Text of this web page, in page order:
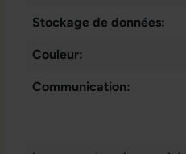
Stockage de données:
Couleur:
Communication: